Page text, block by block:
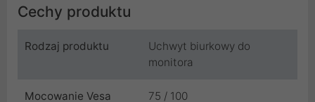
Cechy produktu
Rodzaj produktu
Uchwyt biurkowy do
monitora
Mocowanie Vesa 75 / 100